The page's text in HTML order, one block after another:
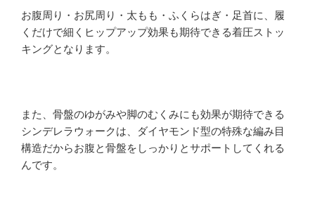
お腹周り・お尻周り・太もも・ふくらはぎ・足首に、履
くだけで細くヒップアップ効果も期待できる着圧ストッ
キングとなります。
また、骨盤のゆがみや脚のむくみにも効果が期待できる
シンデレラウォークは、ダイヤモンド型の特殊な編み目
構造だからお腹と骨盤をしっかりとサポートしてくれる
んです。